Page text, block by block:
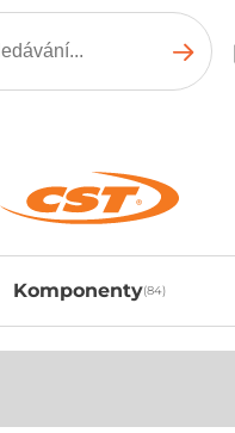
Komponenty